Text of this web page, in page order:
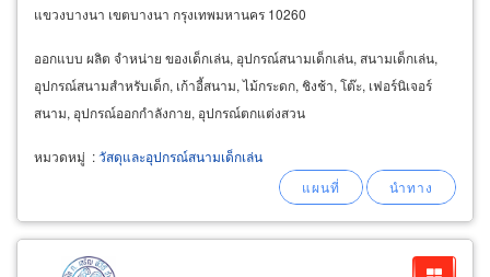
แขวงบางนา เขตบางนา กรุงเทพมหานคร 10260
ออกแบบ ผลิต จำหน่าย ของเด็กเล่น, อุปกรณ์สนามเด็กเล่น, สนามเด็กเล่น,
อุปกรณ์สนามสำหรับเด็ก, เก้าอี้สนาม, ไม้กระดก, ชิงช้า, โต๊ะ, เฟอร์นิเจอร์
สนาม, อุปกรณ์ออกกำลังกาย, อุปกรณ์ตกแต่งสวน
หมวดหมู่ :วัสดุและอุปกรณ์สนามเด็กเล่น